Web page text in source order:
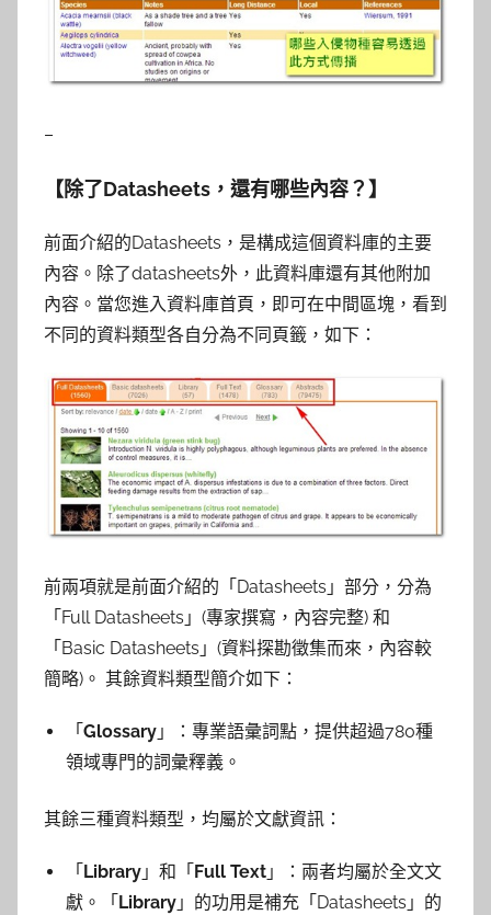
–
【除了Datasheets，還有哪些內容？ 】
前面介紹的Datasheets，是構成這個資料庫的主要
內容。除了datasheets外，此資料庫還有其他附加
內容。當您進入資料庫首頁，即可在中間區塊，看到
不同的資料類型各自分為不同頁籤，如下：
前兩項就是前面介紹的「Datasheets」部分，分為
「Full Datasheets」(專家撰寫，內容完整) 和
「Basic Datasheets」(資料探勘徵集而來，內容較
簡略)。 其餘資料類型簡介如下：
「Glossary 」：專業語彙詞點，提供超過780種
領域專門的詞彙釋義。
其餘三種資料類型，均屬於文獻資訊：
「Library 」和「Full Text 」：兩者均屬於全文文
獻。「Library 」的功用是補充「Datasheets」的